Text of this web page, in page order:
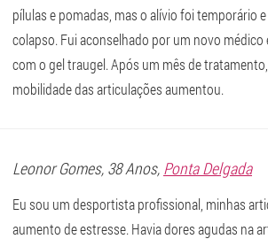
pílulas e pomadas, mas o alívio foi temporário
colapso. Fui aconselhado por um novo
com o gel traugel. Após um mês de
mobilidade das articulações aumentou.
Leonor Gomes, 38 Anos, Ponta Delgada
Eu sou um desportista profissional, minhas
aumento de estresse. Havia dores agudas na